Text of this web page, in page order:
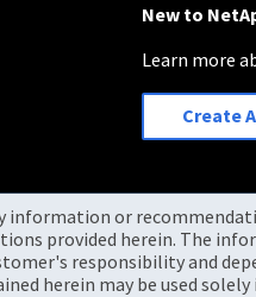
New to
Learn more
Create
information or
provided herein. The
responsibility and
herein may be used